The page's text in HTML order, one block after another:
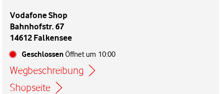
Vodafone Shop
Bahnhofstr. 67
14612 Falkensee
Geschlossen Öffnet um 10:00
Wegbeschreibung
Link öffnet in einem neuen Tab
Shopseite